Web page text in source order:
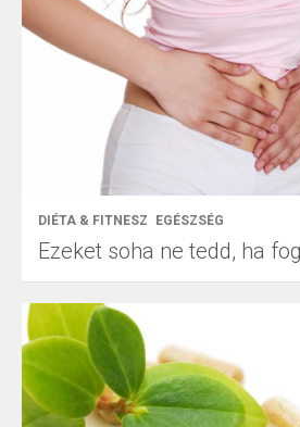
DIÉTA & FITNESZ EGÉSZSÉG
Ezeket soha ne tedd, ha